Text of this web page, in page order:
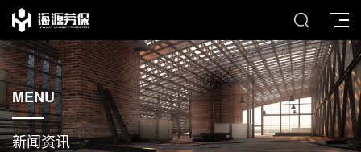
MENU
新闻资讯